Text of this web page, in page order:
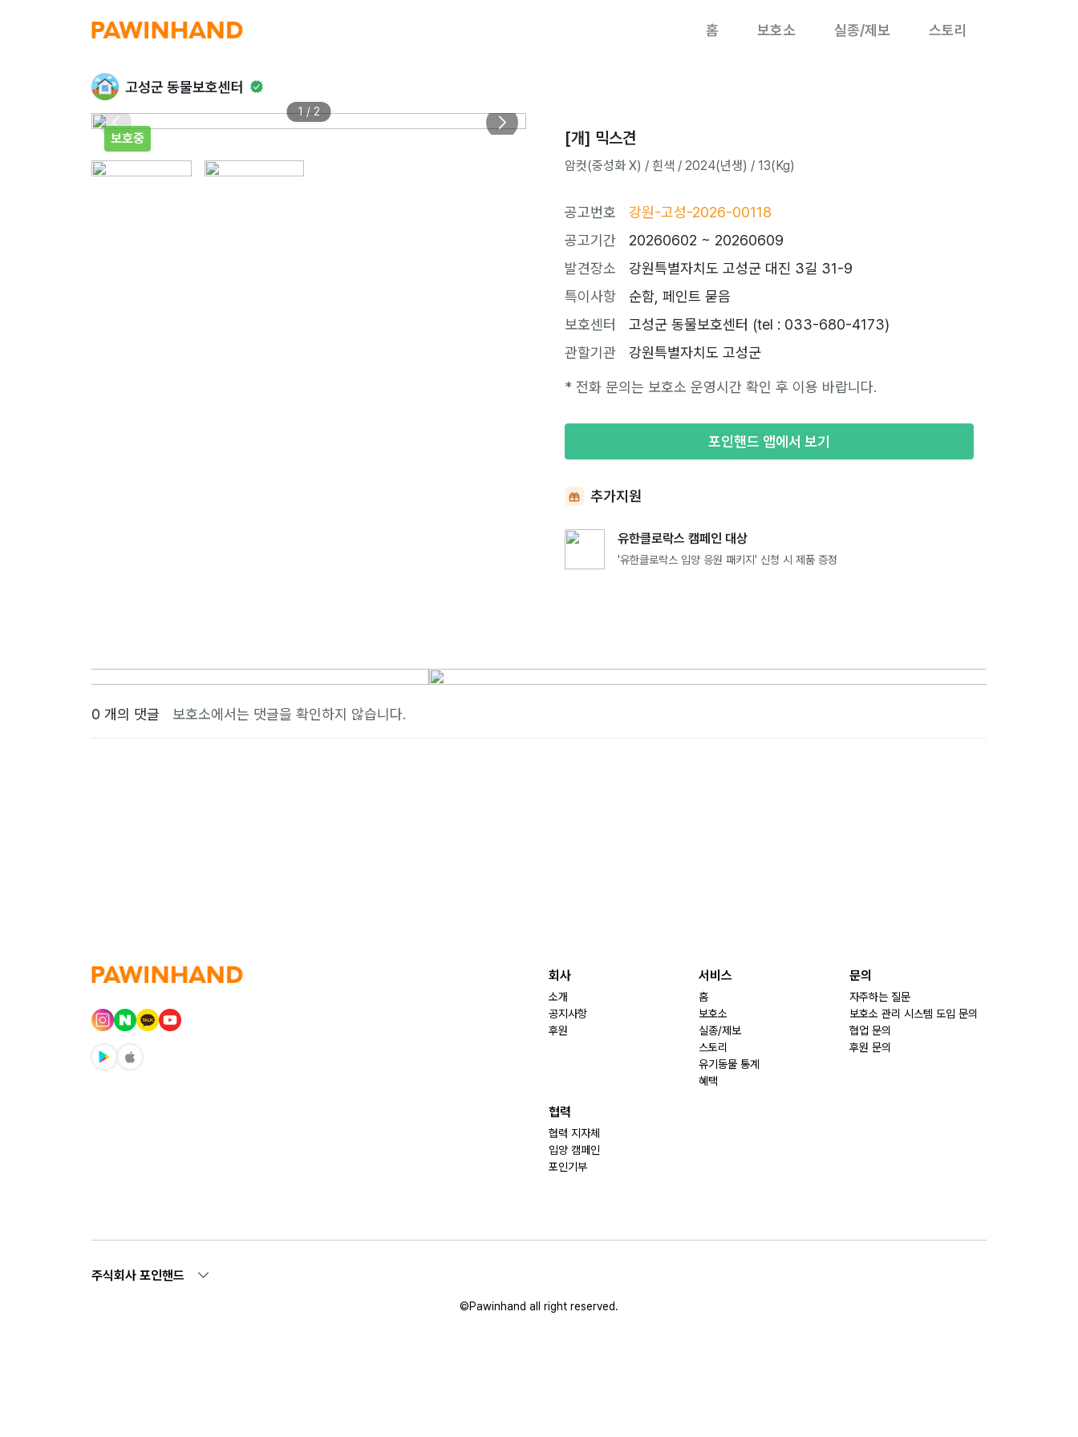
홈 보호소 실종/제보 스토리
고성군 동물보호센터
보호중
1 / 2
[개] 믹스견
암컷(중성화 X) / 흰색 / 2024(년생) / 13(Kg)
공고번호
강원-고성-2026-00118
공고기간
20260602 ~ 20260609
발견장소
강원특별자치도 고성군 대진 3길 31-9
특이사항
순함, 페인트 묻음
보호센터
고성군 동물보호센터 (tel : 033-680-4173)
관할기관
강원특별자치도 고성군
* 전화 문의는 보호소 운영시간 확인 후 이용 바랍니다.
포인핸드 앱에서 보기
추가지원
유한클로락스 캠페인 대상
'유한클로락스 입양 응원 패키지' 신청 시 제품 증정
0 개의 댓글 보호소에서는 댓글을 확인하지 않습니다.
회사
소개
공지사항
후원
서비스
홈
보호소
실종/제보
스토리
유기동물 통계
혜택
문의
자주하는 질문
보호소 관리 시스템 도입 문의
협업 문의
후원 문의
협력
협력 지자체
입양 캠페인
포인기부
주식회사 포인핸드
©Pawinhand all right reserved.